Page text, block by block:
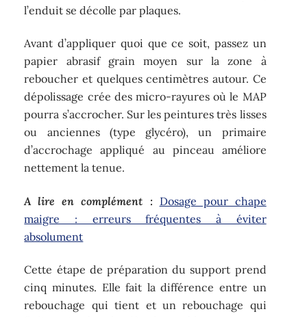
l’enduit se décolle par plaques.
Avant d’appliquer quoi que ce soit, passez un
papier abrasif grain moyen sur la zone à
reboucher et quelques centimètres autour. Ce
dépolissage crée des micro-rayures où le MAP
pourra s’accrocher. Sur les peintures très lisses
ou anciennes (type glycéro), un primaire
d’accrochage appliqué au pinceau améliore
nettement la tenue.
A lire en complément : Dosage pour chape
maigre : erreurs fréquentes à éviter
absolument
Cette étape de préparation du support prend
cinq minutes. Elle fait la différence entre un
rebouchage qui tient et un rebouchage qui